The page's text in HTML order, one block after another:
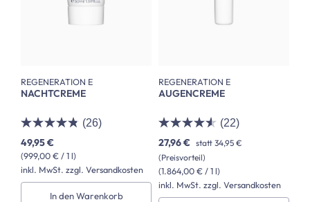
REGENERATION E
NACHTCREME
(26)
(999,00 € / 1 l)
49,95 €
inkl. MwSt. zzgl. Versandkosten
In den Warenkorb
REGENERATION E
AUGENCREME
(22)
(1.864,00 € / 1 l)
27,96 € statt 34,95 €
(Preisvorteil)
inkl. MwSt. zzgl. Versandkosten